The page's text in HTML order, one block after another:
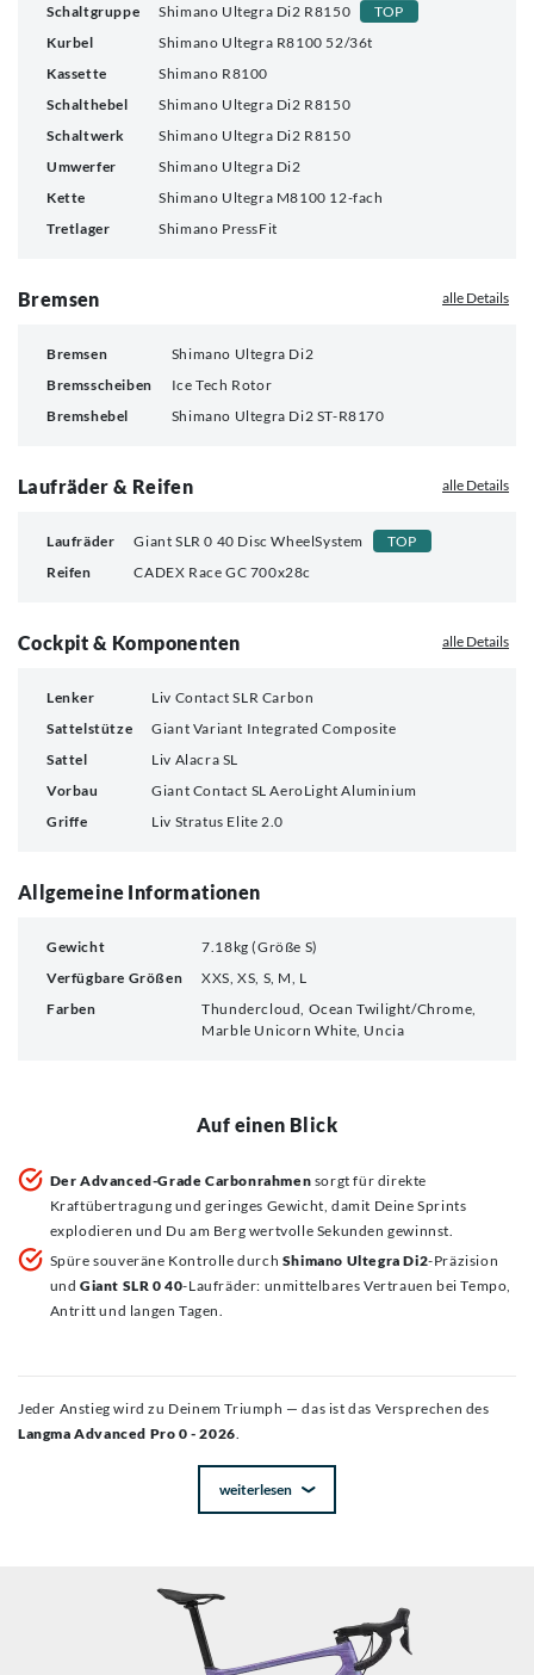
Schaltgruppe Shimano Ultegra Di2 R8150
TOP
Kurbel
Shimano Ultegra R8100 52/36t
Kassette
Shimano R8100
Schalthebel
Shimano Ultegra Di2 R8150
Schaltwerk
Shimano Ultegra Di2 R8150
Umwerfer
Shimano Ultegra Di2
Kette
Shimano Ultegra M8100 12-fach
Tretlager
Shimano PressFit
Bremsen alle Details
Bremsen
Shimano Ultegra Di2
Bremsscheiben
Ice Tech Rotor
Bremshebel
Shimano Ultegra Di2 ST-R8170
Laufräder & Reifen alle Details
Laufräder Giant SLR 0 40 Disc WheelSystem
TOP
Reifen
CADEX Race GC 700x28c
Cockpit & Komponenten alle Details
Lenker
Liv Contact SLR Carbon
Sattelstütze
Giant Variant Integrated Composite
Sattel
Liv Alacra SL
Vorbau
Giant Contact SL AeroLight Aluminium
Griffe
Liv Stratus Elite 2.0
Allgemeine Informationen
Gewicht
7.18kg (Größe S)
Verfügbare Größen
XXS, XS, S, M, L
Farben
Thundercloud, Ocean Twilight/Chrome,
Marble Unicorn White, Uncia
Auf einen Blick
Der Advanced-Grade Carbonrahmen sorgt für direkte
Kraftübertragung und geringes Gewicht, damit Deine Sprints
explodieren und Du am Berg wertvolle Sekunden gewinnst.
Spüre souveräne Kontrolle durch Shimano Ultegra Di2-Präzision
undGiant SLR 0 40-Laufräder: unmittelbares Vertrauen bei Tempo,
Antritt und langen Tagen.
Jeder Anstieg wird zu Deinem Triumph — das ist das Versprechen des
Langma Advanced Pro 0 - 2026.
weiterlesen